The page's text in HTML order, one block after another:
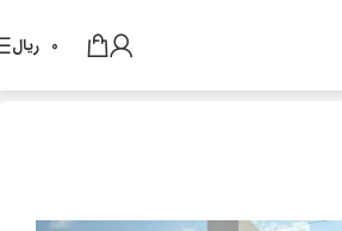
0 ریال